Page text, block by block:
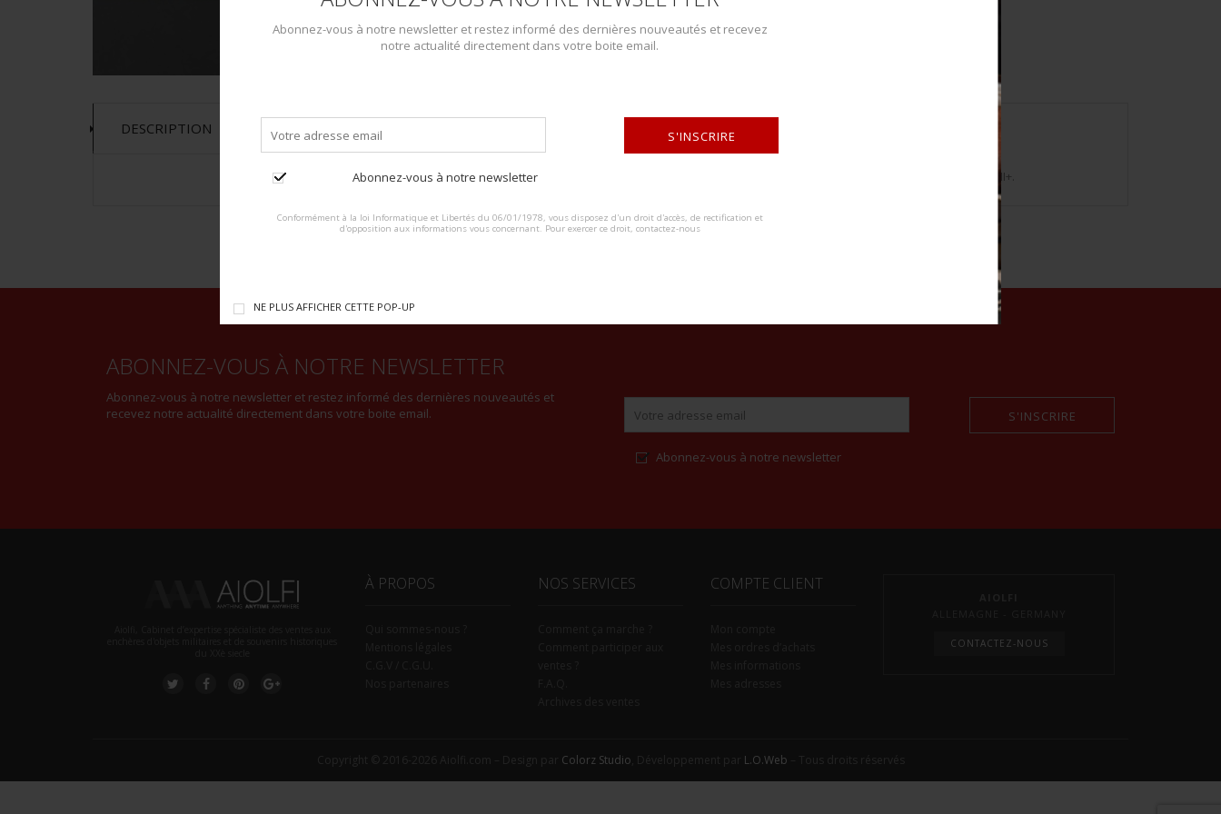
Abonnez-vous à notre newsletter et restez informé des dernières nouveautés et recevez
notre actualité directement dans votre boite email.
Abonnez-vous à notre newsletter
S'INSCRIRE
Conformément à la loi Informatique et Libertés du 06/01/1978, vous disposez d'un droit d'accès, de rectification et
d'opposition aux informations vous concernant. Pour exercer ce droit, contactez-nous
NE PLUS AFFICHER CETTE POP-UP
DESCRIPTION
Ensemble de passementerie. Comprenant 20 pièces. Etat II+. Trimmings set. Includes 20 pieces. Condition II+.
ABONNEZ-VOUS À NOTRE NEWSLETTER
Abonnez-vous à notre newsletter et restez informé des dernières nouveautés et
recevez notre actualité directement dans votre boite email.
Abonnez-vous à notre newsletter
S'INSCRIRE
À PROPOS NOS SERVICES COMPTE CLIENT
CONTACTEZ-NOUS
Colorz Studio L.O.Web